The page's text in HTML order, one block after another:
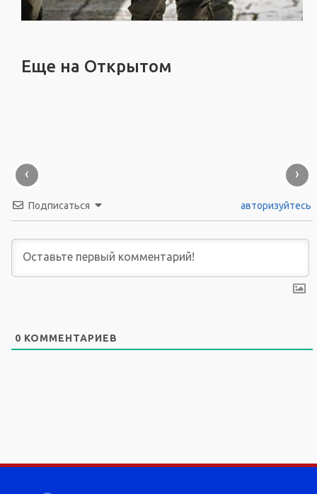
Еще на Открытом
‹ ›
Подписаться авторизуйтесь
0 КОММЕНТАРИЕВ